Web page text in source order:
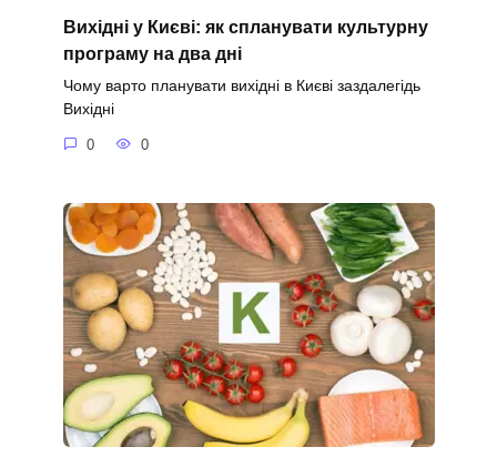
Вихідні у Києві: як спланувати культурну
програму на два дні
Чому варто планувати вихідні в Києві заздалегідь
Вихідні
0 0